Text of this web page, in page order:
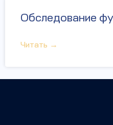
Обследование
Читать →